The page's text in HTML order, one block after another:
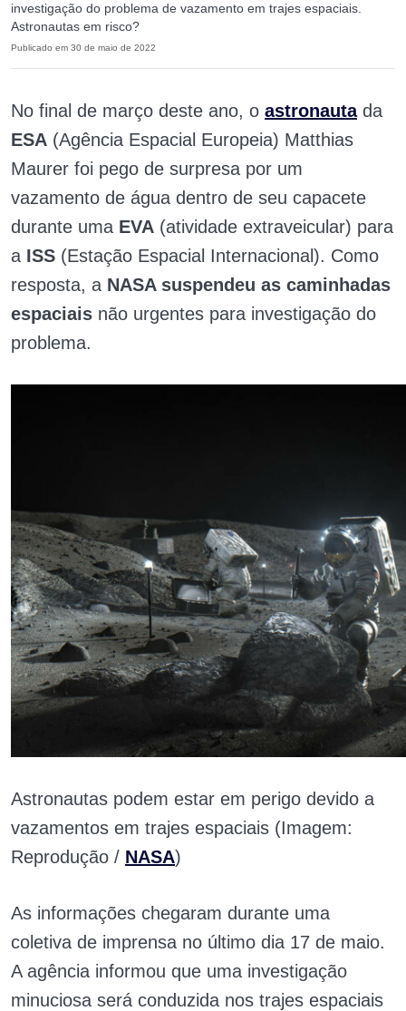
investigação do problema de vazamento em trajes espaciais.
Astronautas em risco?
Publicado em 30 de maio de 2022
No final de março deste ano, o astronautada
ESA (Agência Espacial Europeia) Matthias
Maurer foi pego de surpresa por um
vazamento de água dentro de seu capacete
durante uma EVA (atividade extraveicular) para
a ISS (Estação Espacial Internacional). Como
resposta, a NASA suspendeu as caminhadas
espaciais não urgentes para investigação do
problema.
Astronautas podem estar em perigo devido a
vazamentos em trajes espaciais (Imagem:
Reprodução / NASA)
As informações chegaram durante uma
coletiva de imprensa no último dia 17 de maio.
A agência informou que uma investigação
minuciosa será conduzida nos trajes espaciais